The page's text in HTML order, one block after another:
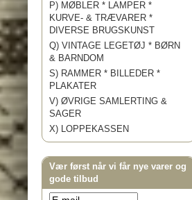
P) MØBLER * LAMPER *
KURVE- & TRÆVARER *
DIVERSE BRUGSKUNST
Q) VINTAGE LEGETØJ * BØRN
& BARNDOM
S) RAMMER * BILLEDER *
PLAKATER
V) ØVRIGE SAMLERTING &
SAGER
X) LOPPEKASSEN
Vær først når vi får nye varer og
gode tilbud